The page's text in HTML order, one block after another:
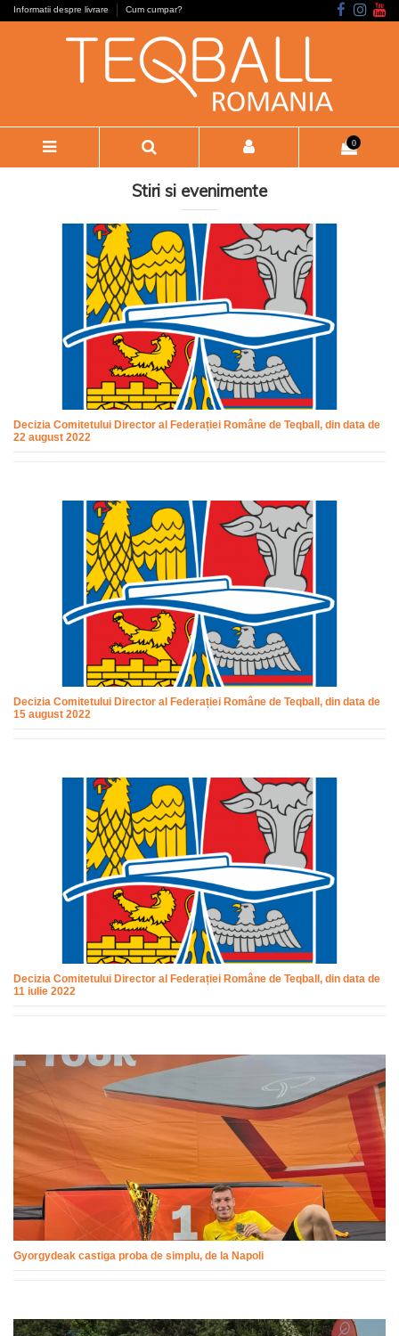
Informatii despre livrare Cum cumpar?
0
Stiri si evenimente
Decizia Comitetului Director al Federației Române de Teqball, din data de
22 august 2022
Decizia Comitetului Director al Federației Române de Teqball, din data de
15 august 2022
Decizia Comitetului Director al Federației Române de Teqball, din data de
11 iulie 2022
Gyorgydeak castiga proba de simplu, de la Napoli